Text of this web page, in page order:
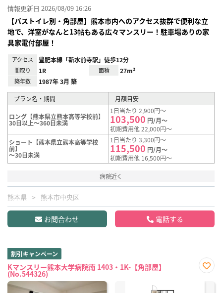
情報更新日 2026/08/09 16:26
【バストイレ別・角部屋】熊本市内へのアクセス抜群で便利な立
地で、洋室がなんと13帖もある広々マンスリー！駐車場ありの家
具家電付部屋！
アクセス 豊肥本線「新水前寺駅」徒歩12分
間取り 1R 面積 27m²
築年数 1987年 3月 築
プラン名・期間 月額目安
ロング【熊本県立熊本高等学校前】
30日以上～360日未満
1日当たり 2,900円～
103,500 円/月～
初期費用他 22,000円～
ショート【熊本県立熊本高等学校
前】
～30日未満
1日当たり 3,300円～
115,500 円/月～
初期費用他 16,500円～
病院近く
熊本県 熊本市中央区
お問合わせ 電話する
割引キャンペーン
Kマンスリー熊本大学病院南 1403・1K-【角部屋】
(No.544326)
に入